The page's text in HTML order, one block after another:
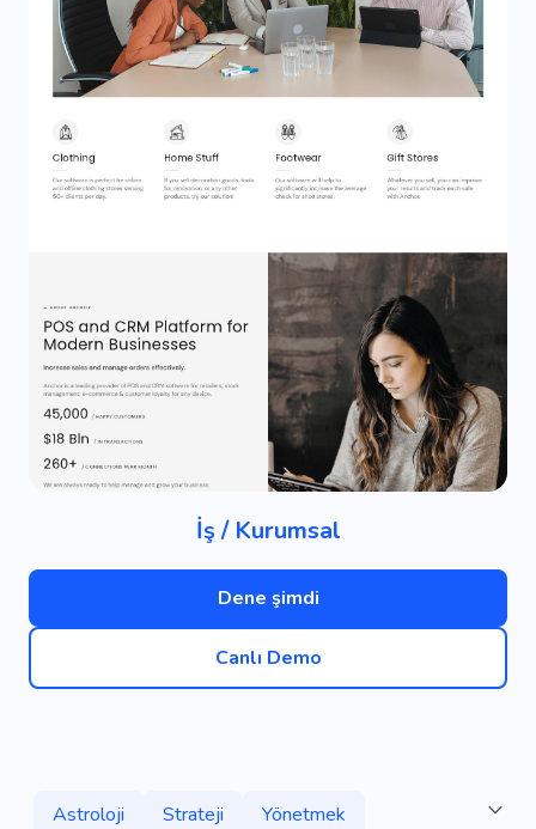
İş / Kurumsal
Dene şimdi
Canlı Demo
Astroloji Strateji
Yönetmek